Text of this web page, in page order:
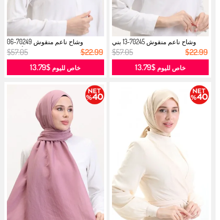
وشاح ناعم منقوش 70245-13 بني
تيراكو...
$57.05 $22.99
خاص لليوم$13.79
وشاح ناعم منقوش 70249-06
قرميدي أخض...
$57.05 $22.99
خاص لليوم $13.79